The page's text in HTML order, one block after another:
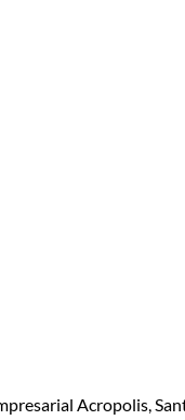
Acropolis,